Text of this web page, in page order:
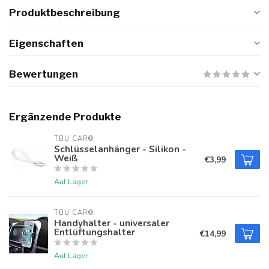
Produktbeschreibung
Eigenschaften
Bewertungen
Ergänzende Produkte
TBU CAR®
Schlüsselanhänger - Silikon -
Weiß
Auf Lager
€3,99
TBU CAR®
Handyhalter - universaler
Entlüftungshalter
Auf Lager
€14,99